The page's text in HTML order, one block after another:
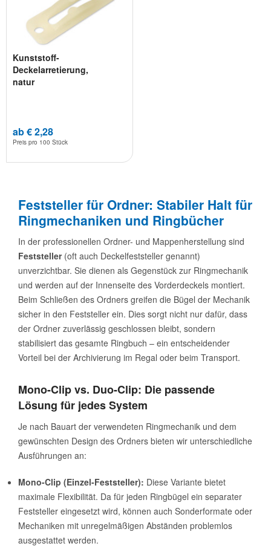
Kunststoff-
Deckelarretierung,
natur
ab € 2,28
Preis pro 100 Stück
Feststeller für Ordner: Stabiler Halt für
Ringmechaniken und Ringbücher
In der professionellen Ordner- und Mappenherstellung sind
Feststeller(oft auch Deckelfeststeller genannt)
unverzichtbar. Sie dienen als Gegenstück zur Ringmechanik
und werden auf der Innenseite des Vorderdeckels montiert.
Beim Schließen des Ordners greifen die Bügel der Mechanik
sicher in den Feststeller ein. Dies sorgt nicht nur dafür, dass
der Ordner zuverlässig geschlossen bleibt, sondern
stabilisiert das gesamte Ringbuch – ein entscheidender
Vorteil bei der Archivierung im Regal oder beim Transport.
Mono-Clip vs. Duo-Clip: Die passende
Lösung für jedes System
Je nach Bauart der verwendeten Ringmechanik und dem
gewünschten Design des Ordners bieten wir unterschiedliche
Ausführungen an:
Mono-Clip (Einzel-Feststeller): Diese Variante bietet
maximale Flexibilität. Da für jeden Ringbügel ein separater
Feststeller eingesetzt wird, können auch Sonderformate oder
Mechaniken mit unregelmäßigen Abständen problemlos
ausgestattet werden.